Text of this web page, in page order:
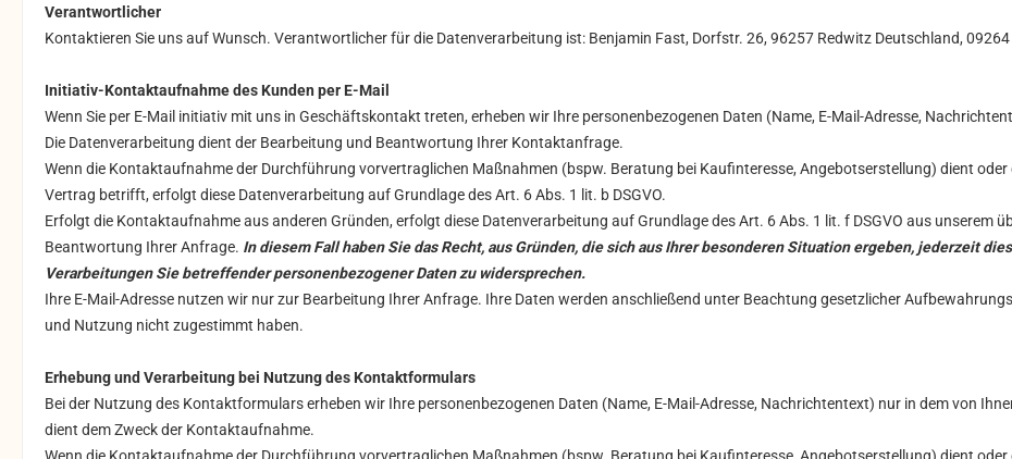
Verantwortlicher
Kontaktieren Sie uns auf Wunsch. Verantwortlicher für die Datenverarbeitung ist: Benjamin Fast, Dorfstr. 26, 96257 Redwitz Deutschland,
Initiativ-Kontaktaufnahme des Kunden per E-Mail
Wenn Sie per E-Mail initiativ mit uns in Geschäftskontakt treten, erheben wir Ihre personenbezogenen Daten (Name, E-Mail-Adresse,
Die Datenverarbeitung dient der Bearbeitung und Beantwortung Ihrer Kontaktanfrage.
Wenn die Kontaktaufnahme der Durchführung vorvertraglichen Maßnahmen (bspw. Beratung bei Kaufinteresse, Angebotserstellung) dient
Vertrag betrifft, erfolgt diese Datenverarbeitung auf Grundlage des Art. 6 Abs. 1 lit. b DSGVO.
Erfolgt die Kontaktaufnahme aus anderen Gründen, erfolgt diese Datenverarbeitung auf Grundlage des Art. 6 Abs. 1 lit. f DSGVO aus unserem
Beantwortung Ihrer Anfrage. In diesem Fall haben Sie das Recht, aus Gründen, die sich aus Ihrer besonderen Situation ergeben, jederzeit
Verarbeitungen Sie betreffender personenbezogener Daten zu widersprechen.
Ihre E-Mail-Adresse nutzen wir nur zur Bearbeitung Ihrer Anfrage. Ihre Daten werden anschließend unter Beachtung gesetzlicher
und Nutzung nicht zugestimmt haben.
Erhebung und Verarbeitung bei Nutzung des Kontaktformulars
Bei der Nutzung des Kontaktformulars erheben wir Ihre personenbezogenen Daten (Name, E-Mail-Adresse, Nachrichtentext) nur in dem von
dient dem Zweck der Kontaktaufnahme.